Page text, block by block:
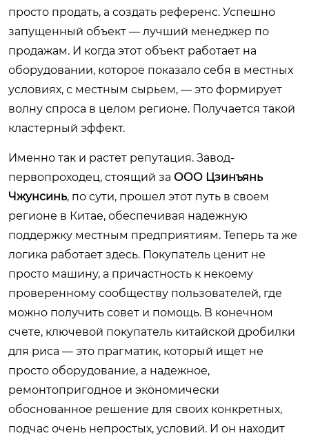
просто продать, а создать референс. Успешно
запущенный объект — лучший менеджер по
продажам. И когда этот объект работает на
оборудовании, которое показало себя в местных
условиях, с местным сырьем, — это формирует
волну спроса в целом регионе. Получается такой
кластерный эффект.
Именно так и растет репутация. Завод-
первопроходец, стоящий за ООО Цзинъянь
Чжунсинь, по сути, прошел этот путь в своем
регионе в Китае, обеспечивая надежную
поддержку местным предприятиям. Теперь та же
логика работает здесь. Покупатель ценит не
просто машину, а причастность к некоему
проверенному сообществу пользователей, где
можно получить совет и помощь. В конечном
счете, ключевой покупатель китайской дробилки
для риса — это прагматик, который ищет не
просто оборудование, а надежное,
ремонтопригодное и экономически
обоснованное решение для своих конкретных,
подчас очень непростых, условий. И он находит